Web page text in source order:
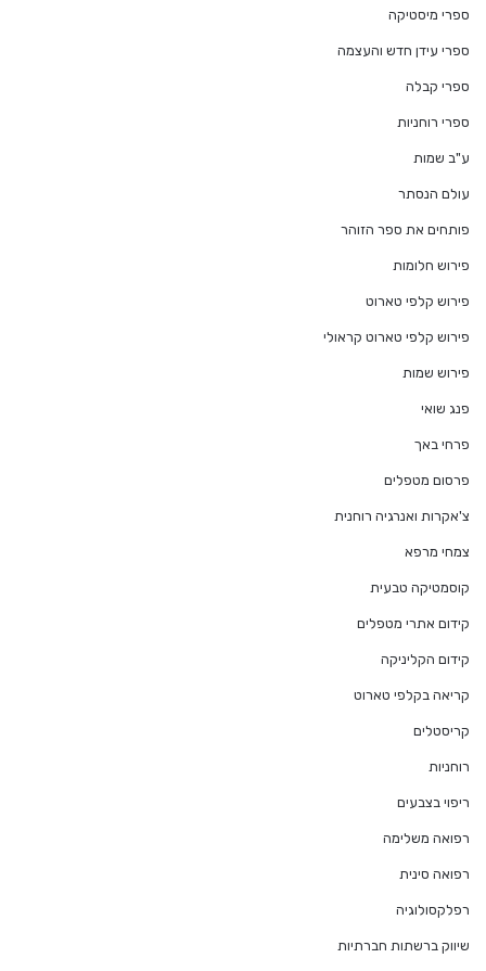
ספרי מיסטיקה
ספרי עידן חדש והעצמה
ספרי קבלה
ספרי רוחניות
ע"ב שמות
עולם הנסתר
פותחים את ספר הזוהר
פירוש חלומות
פירוש קלפי טארוט
פירוש קלפי טארוט קראולי
פירוש שמות
פנג שואי
פרחי באך
פרסום מטפלים
צ'אקרות ואנרגיה רוחנית
צמחי מרפא
קוסמטיקה טבעית
קידום אתרי מטפלים
קידום הקליניקה
קריאה בקלפי טארוט
קריסטלים
רוחניות
ריפוי בצבעים
רפואה משלימה
רפואה סינית
רפלקסולוגיה
שיווק ברשתות חברתיות